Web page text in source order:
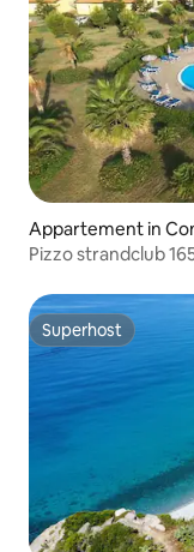
Appartement in
Pizzo strandclub
Superhost
Superhost